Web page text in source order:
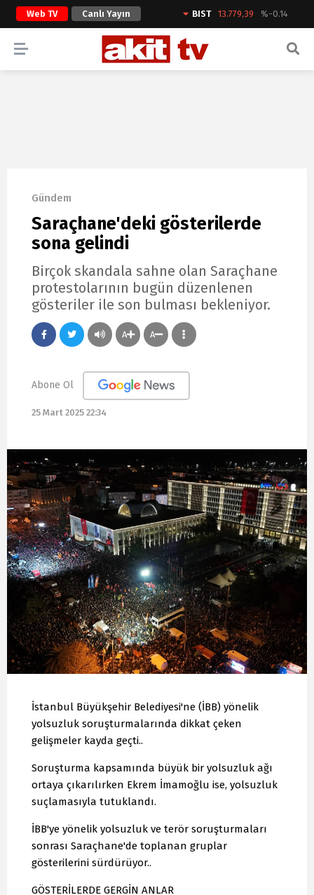
Web TV Canlı Yayın BIST 13.779,39 %-0.14
ARAMA YAP
Gündem
Saraçhane'deki gösterilerde
sona gelindi
Birçok skandala sahne olan Saraçhane
protestolarının bugün düzenlenen
gösteriler ile son bulması bekleniyor.
A A
Abone Ol
25 Mart 2025 22:34
İstanbul Büyükşehir Belediyesi'ne (İBB) yönelik
yolsuzluk soruşturmalarında dikkat çeken
gelişmeler kayda geçti..
Soruşturma kapsamında büyük bir yolsuzluk ağı
ortaya çıkarılırken Ekrem İmamoğlu ise, yolsuzluk
suçlamasıyla tutuklandı.
İBB'ye yönelik yolsuzluk ve terör soruşturmaları
sonrası Saraçhane'de toplanan gruplar
gösterilerini sürdürüyor..
GÖSTERİLERDE GERGİN ANLAR